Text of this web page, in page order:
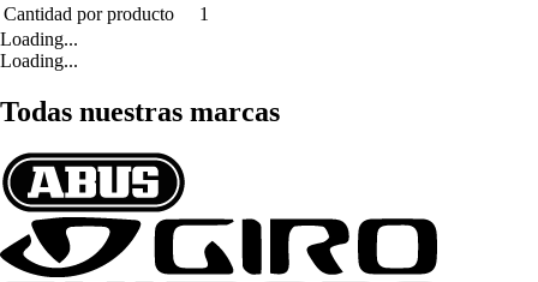
Cantidad por producto
1
Loading...
Loading...
Todas nuestras marcas